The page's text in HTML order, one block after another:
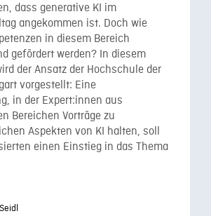
dass generative KI im
angekommen ist. Doch wie
in diesem Bereich
gefördert werden? In diesem
der Ansatz der Hochschule der
vorgestellt: Eine
in der Expert:innen aus
Bereichen Vorträge zu
Aspekten von KI halten, soll
einen Einstieg in das Thema